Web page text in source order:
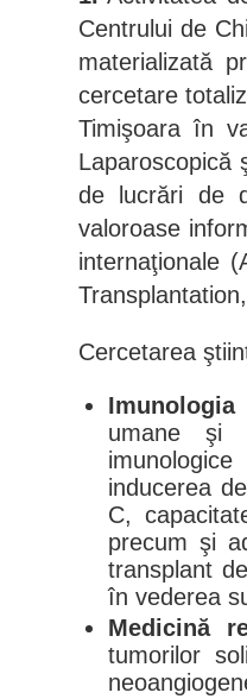
Centrului de
materializată
cercetare
Timişoara în
Laparoscopică
de lucrări de
valoroase
internaţionale
Cercetarea
umane şi
inducerea
C,
precum şi
transplant
în vederea
Medicină
tumorilor